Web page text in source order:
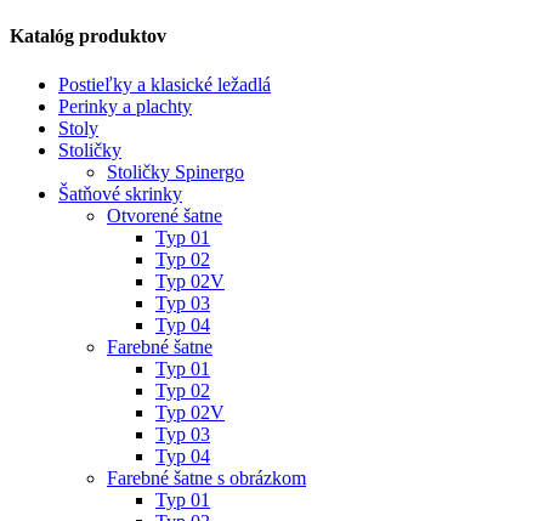
Katalóg produktov
Postieľky a klasické ležadlá
Perinky a plachty
Stoly
Stoličky
Stoličky Spinergo
Šatňové skrinky
Otvorené šatne
Typ 01
Typ 02
Typ 02V
Typ 03
Typ 04
Farebné šatne
Typ 01
Typ 02
Typ 02V
Typ 03
Typ 04
Farebné šatne s obrázkom
Typ 01